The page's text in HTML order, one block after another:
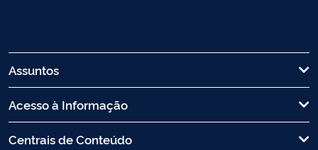
Assuntos
Acesso à Informação
Centrais de Conteúdo